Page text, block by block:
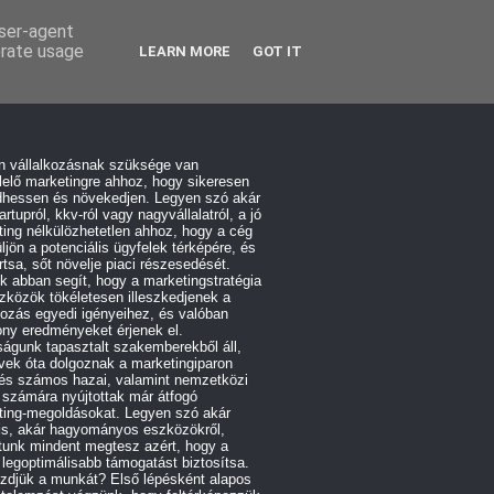
vállalkozásnak szüksége van
marketingre ahhoz, hogy sikeresen
és növekedjen. Legyen szó akár
kkv-ról vagy nagyvállalatról, a jó
nélkülözhetetlen ahhoz, hogy a cég
a potenciális ügyfelek térképére, és
sőt növelje piaci részesedését.
abban segít, hogy a marketingstratégia
tökéletesen illeszkedjenek a
egyedi igényeihez, és valóban
eredményeket érjenek el.
tapasztalt szakemberekből áll,
óta dolgoznak a marketingiparon
számos hazai, valamint nemzetközi
nyújtottak már átfogó
megoldásokat. Legyen szó akár
akár hagyományos eszközökről,
mindent megtesz azért, hogy a
legoptimálisabb támogatást biztosítsa.
a munkát? Első lépésként alapos
agent
usage
LEARN MORE GOT IT